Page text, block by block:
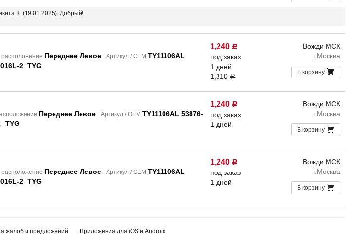
К. (19.01.2025): Добрый!
расположение Переднее Левое Артикул / OEM TY11106AL
2 TYG
1,240 Р
под заказ
1 дней
1,310Р
Вожди МСК
г.Москва
В корзину
Переднее Левое Артикул / OEM TY11106AL 53876-
TYG
1,240 Р
под заказ
1 дней
Вожди МСК
г.Москва
В корзину
расположение Переднее Левое Артикул / OEM TY11106AL
2 TYG
1,240 Р
под заказ
1 дней
Вожди МСК
г.Москва
В корзину
жалоб и предложений
Приложения для iOS и Android